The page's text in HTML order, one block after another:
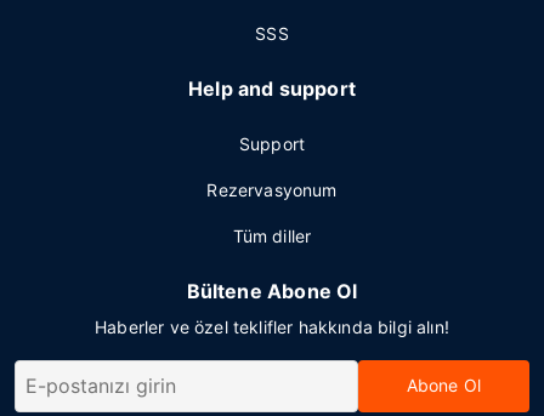
SSS
Help and support
Support
Rezervasyonum
Tüm diller
Bültene Abone Ol
Haberler ve özel teklifler hakkında bilgi alın!
Abone Ol